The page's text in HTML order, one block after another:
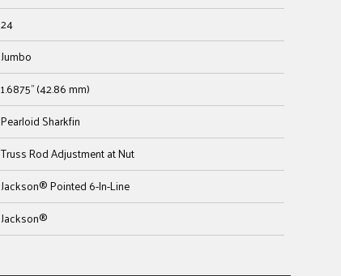
24
Jumbo
1.6875" (42.86 mm)
Pearloid Sharkfin
Truss Rod Adjustment at Nut
Jackson® Pointed 6-In-Line
Jackson®